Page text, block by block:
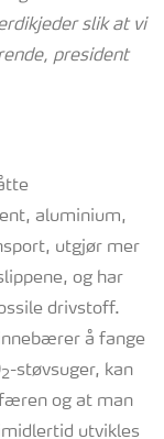
slik at vi
, president
aluminium,
utgjør mer
og har
drivstoff.
å fange
2-støvsuger, kan
og at man
utvikles